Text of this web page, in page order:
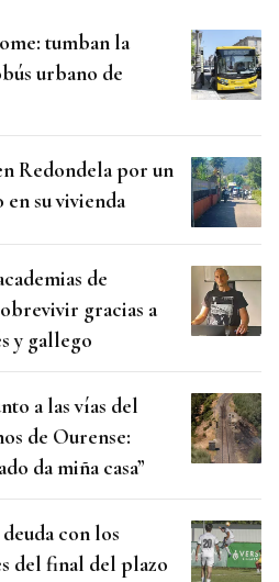
tumban la
urbano de
Redondela por un
su vivienda
de
gracias a
y gallego
a las vías del
de Ourense:
da miña casa”
con los
del final del plazo